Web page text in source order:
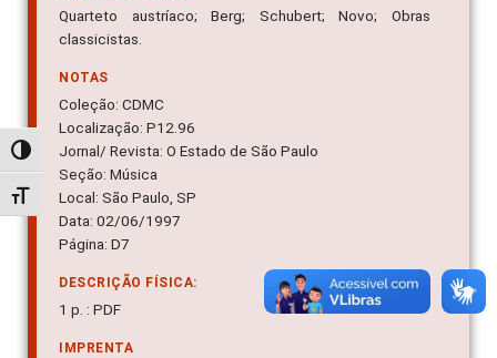
Alternar alto contraste
Alternar tamanho da fonte
Quarteto austríaco; Berg; Schubert; Novo; Obras
classicistas.
NOTAS
Coleção: CDMC
Localização: P12.96
Jornal/ Revista: O Estado de São Paulo
Seção: Música
Local: São Paulo, SP
Data: 02/06/1997
Página: D7
DESCRIÇÃO FÍSICA:
1 p. : PDF
IMPRENTA